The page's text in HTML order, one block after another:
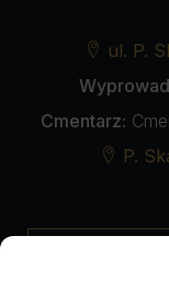
ul. P.
Cmentarz:
P.